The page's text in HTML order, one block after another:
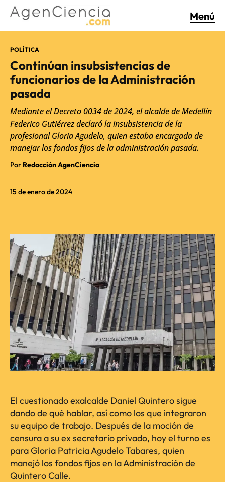
Menú
15 de enero de 2024
POLÍTICA
Continúan insubsistencias de
funcionarios de la Administración
pasada
Mediante el Decreto 0034 de 2024, el alcalde de Medellín
Federico Gutiérrez declaró la insubsistencia de la
profesional Gloria Agudelo, quien estaba encargada de
manejar los fondos fijos de la administración pasada.
Por Redacción AgenCiencia
El cuestionado exalcalde Daniel Quintero sigue
dando de qué hablar, así como los que integraron
su equipo de trabajo. Después de la moción de
censura a su ex secretario privado, hoy el turno es
para Gloria Patricia Agudelo Tabares, quien
manejó los fondos fijos en la Administración de
Quintero Calle.